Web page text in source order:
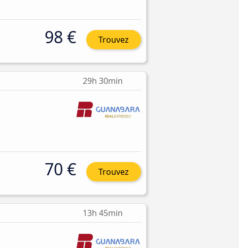
98 € Trouvez
29h 30min
70 € Trouvez
13h 45min